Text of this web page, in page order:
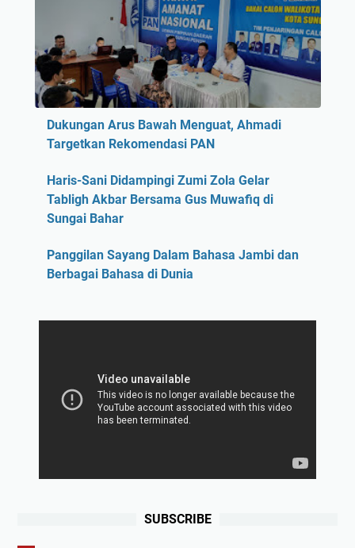
Dukungan Arus Bawah Menguat, Ahmadi
Targetkan Rekomendasi PAN
Haris-Sani Didampingi Zumi Zola Gelar
Tabligh Akbar Bersama Gus Muwafiq di
Sungai Bahar
Panggilan Sayang Dalam Bahasa Jambi dan
Berbagai Bahasa di Dunia
SUBSCRIBE